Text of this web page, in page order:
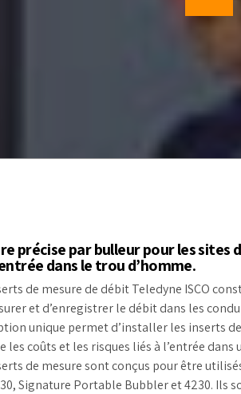
Réactifs
précise par bulleur pour les sites
dans le trou d’homme.
de mesure de débit Teledyne ISCO
et d’enregistrer le débit dans les
unique permet d’installer les inserts
les coûts et les risques liés à l’entrée dans
de mesure sont conçus pour être
Signature Portable Bubbler et 4230. Ils